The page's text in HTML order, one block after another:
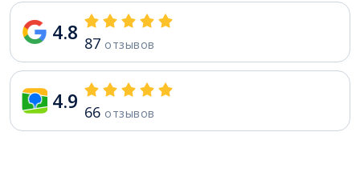
4.8 87 отзывов
4.9 66 отзывов